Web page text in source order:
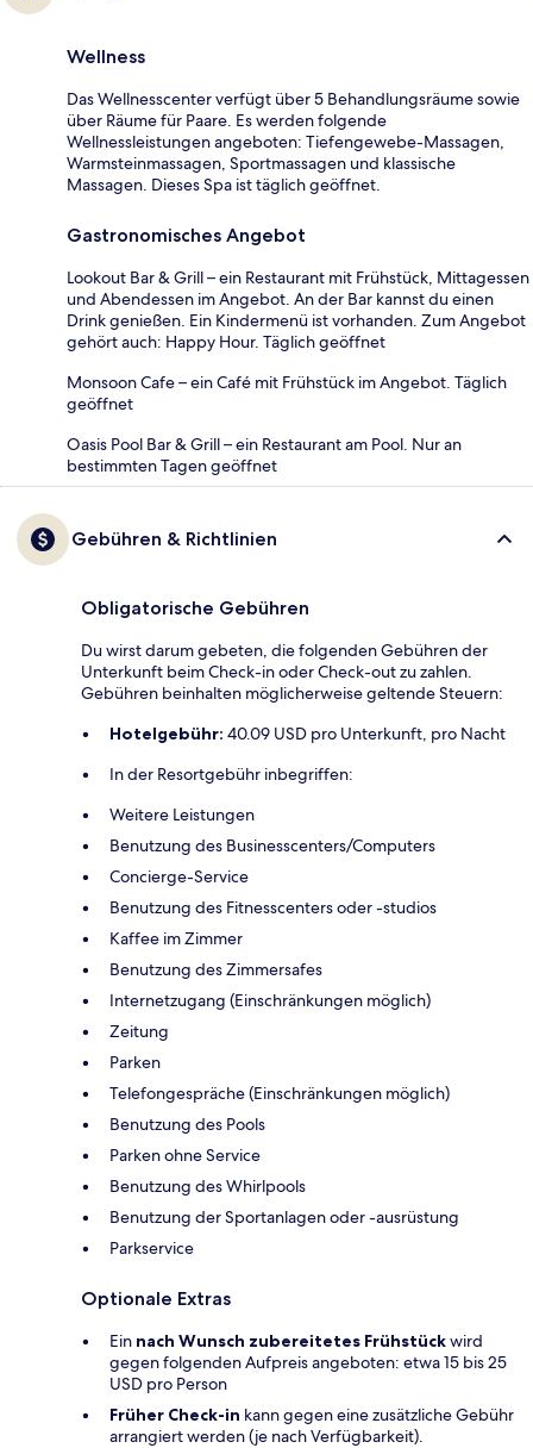
Wellness
Das Wellnesscenter verfügt über 5 Behandlungsräume sowie
über Räume für Paare. Es werden folgende
Wellnessleistungen angeboten: Tiefengewebe-Massagen,
Warmsteinmassagen, Sportmassagen und klassische
Massagen. Dieses Spa ist täglich geöffnet.
Gastronomisches Angebot
Lookout Bar & Grill – ein Restaurant mit Frühstück, Mittagessen
und Abendessen im Angebot. An der Bar kannst du einen
Drink genießen. Ein Kindermenü ist vorhanden. Zum Angebot
gehört auch: Happy Hour. Täglich geöffnet
Monsoon Cafe – ein Café mit Frühstück im Angebot. Täglich
geöffnet
Oasis Pool Bar & Grill – ein Restaurant am Pool. Nur an
bestimmten Tagen geöffnet
Gebühren & Richtlinien
Obligatorische Gebühren
Du wirst darum gebeten, die folgenden Gebühren der
Unterkunft beim Check-in oder Check-out zu zahlen.
Gebühren beinhalten möglicherweise geltende Steuern:
Hotelgebühr: 40.09 USD pro Unterkunft, pro Nacht
In der Resortgebühr inbegriffen:
Weitere Leistungen
Benutzung des Businesscenters/Computers
Concierge-Service
Benutzung des Fitnesscenters oder -studios
Kaffee im Zimmer
Benutzung des Zimmersafes
Internetzugang (Einschränkungen möglich)
Zeitung
Parken
Telefongespräche (Einschränkungen möglich)
Benutzung des Pools
Parken ohne Service
Benutzung des Whirlpools
Benutzung der Sportanlagen oder -ausrüstung
Parkservice
Optionale Extras
Ein nach Wunsch zubereitetes Frühstückwird
gegen folgenden Aufpreis angeboten: etwa 15 bis 25
USD pro Person
Früher Check-in kann gegen eine zusätzliche Gebühr
arrangiert werden (je nach Verfügbarkeit).